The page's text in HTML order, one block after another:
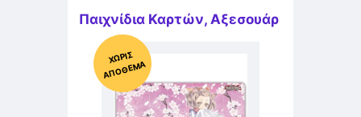
Παιχνίδια Καρτών, Αξεσουάρ
Χ
ΩΡΊΣ
Α
Π
Ό
ΘΕ
ΜΑ